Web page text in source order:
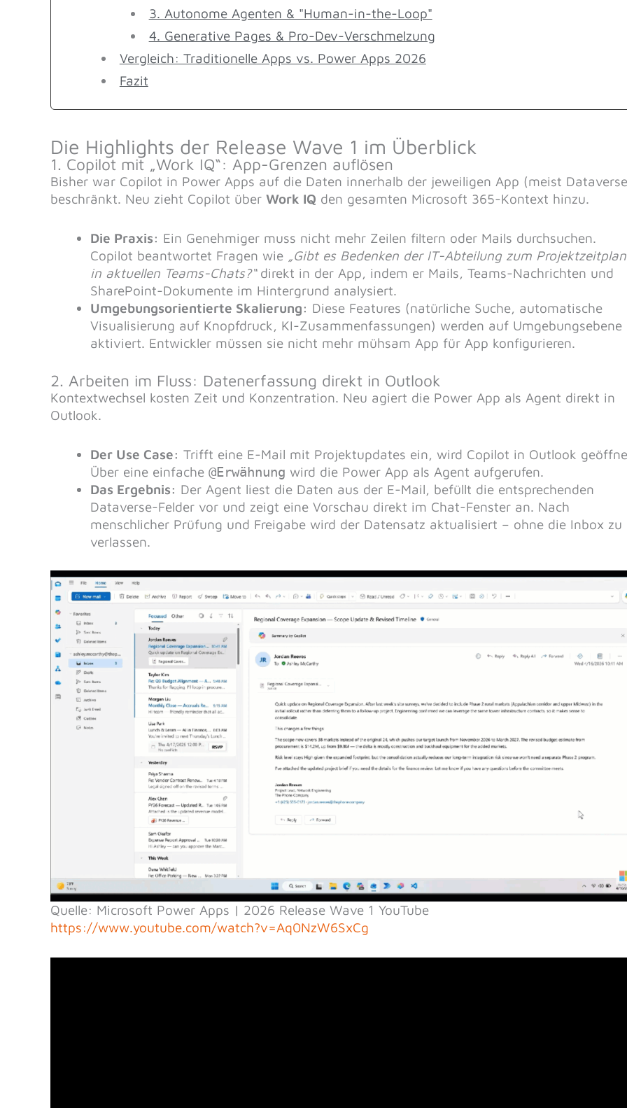
3. Autonome Agenten & "Human-in-the-Loop"
4. Generative Pages & Pro-Dev-Verschmelzung
Vergleich: Traditionelle Apps vs. Power Apps 2026
Fazit
Die Highlights der Release Wave 1 im Überblick
1. Copilot mit „Work IQ“: App-Grenzen auflösen
Bisher war Copilot in Power Apps auf die Daten innerhalb der jeweiligen App (meist
beschränkt. Neu zieht Copilot über Work IQ den gesamten Microsoft 365-Kontext hinzu.
Die Praxis: Ein Genehmiger muss nicht mehr Zeilen filtern oder Mails durchsuchen.
Copilot beantwortet Fragen wie „Gibt es Bedenken der IT-Abteilung zum Projektzeitplan
in aktuellen Teams-Chats?“direkt in der App, indem er Mails, Teams-Nachrichten und
SharePoint-Dokumente im Hintergrund analysiert.
Umgebungsorientierte Skalierung: Diese Features (natürliche Suche, automatische
Visualisierung auf Knopfdruck, KI-Zusammenfassungen) werden auf Umgebungsebene
aktiviert. Entwickler müssen sie nicht mehr mühsam App für App konfigurieren.
2. Arbeiten im Fluss: Datenerfassung direkt in Outlook
Kontextwechsel kosten Zeit und Konzentration. Neu agiert die Power App als Agent direkt in
Outlook.
Der Use Case: Trifft eine E-Mail mit Projektupdates ein, wird Copilot in Outlook
Über eine einfache @Erwähnung wird die Power App als Agent aufgerufen.
Das Ergebnis: Der Agent liest die Daten aus der E-Mail, befüllt die entsprechenden
Dataverse-Felder vor und zeigt eine Vorschau direkt im Chat-Fenster an. Nach
menschlicher Prüfung und Freigabe wird der Datensatz aktualisiert – ohne die Inbox zu
verlassen.
Quelle: Microsoft Power Apps | 2026 Release Wave 1 YouTube
https://www.youtube.com/watch?v=Aq0NzW6SxCg